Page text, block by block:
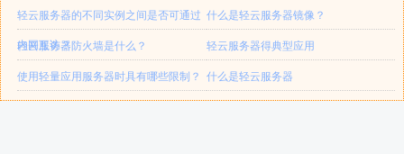
轻云服务器的不同实例之间是否可通过
内网互访？
什么是轻云服务器镜像？
轻云服务器防火墙是什么？
轻云服务器得典型应用
使用轻量应用服务器时具有哪些限制？ 什么是轻云服务器